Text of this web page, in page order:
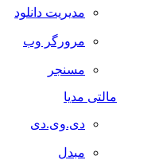
مدیریت دانلود
مرورگر وب
مسنجر
مالتی مدیا
دی.وی.دی
مبدل